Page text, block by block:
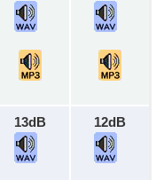
13dB 12dB